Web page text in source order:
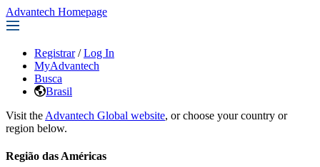
Advantech Homepage
Registrar / Log In
MyAdvantech
Busca
Brasil
Visit the Advantech Global website, or choose your country or
region below.
Região das Américas